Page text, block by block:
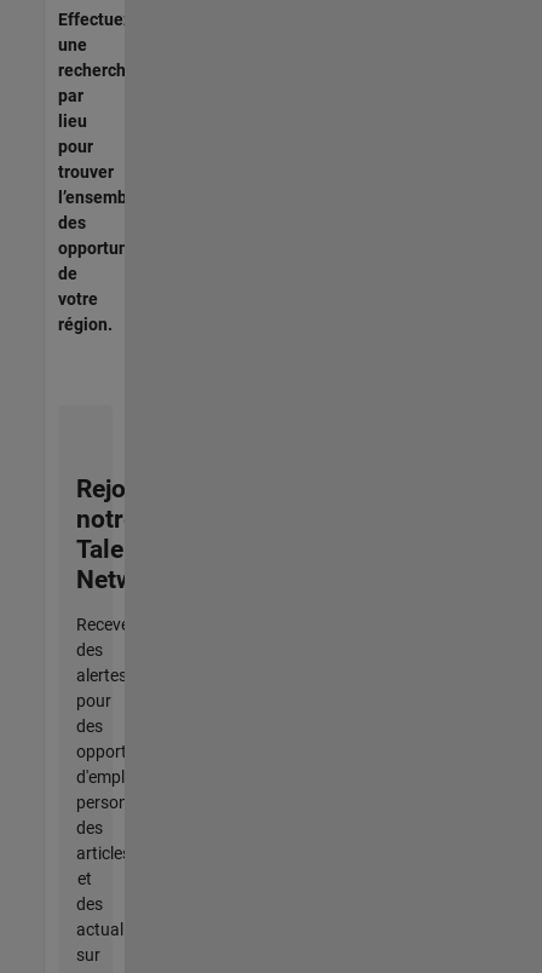
Effectuez
une
recherche
par
lieu
pour
trouver
l’ensemble
des
opportunités
de
votre
région.
Rejoignez
notre
Talent
Network
Recevez
des
alertes
pour
des
opportunités
d'emploi
personnalisées,
des
articles
et
des
actualités
sur